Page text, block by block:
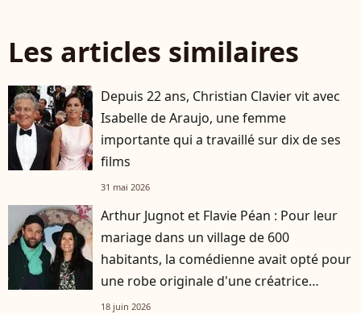
Les articles similaires
Depuis 22 ans, Christian Clavier vit avec
Isabelle de Araujo, une femme
importante qui a travaillé sur dix de ses
films
31 mai 2026
Arthur Jugnot et Flavie Péan : Pour leur
mariage dans un village de 600
habitants, la comédienne avait opté pour
une robe originale d'une créatrice
française
18 juin 2026